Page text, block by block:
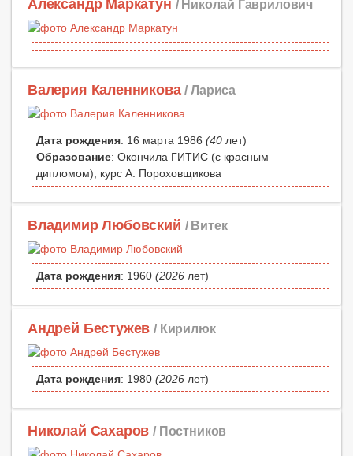
Александр Маркатун / Николай Гаврилович
Валерия Каленникова / Лариса
Дата рождения: 16 марта 1986 (40 лет)
Образование: Окончила ГИТИС (с красным
дипломом), курс А. Пороховщикова
Владимир Любовский / Витек
Дата рождения: 1960 (2026 лет)
Андрей Бестужев / Кирилюк
Дата рождения: 1980 (2026 лет)
Николай Сахаров / Постников